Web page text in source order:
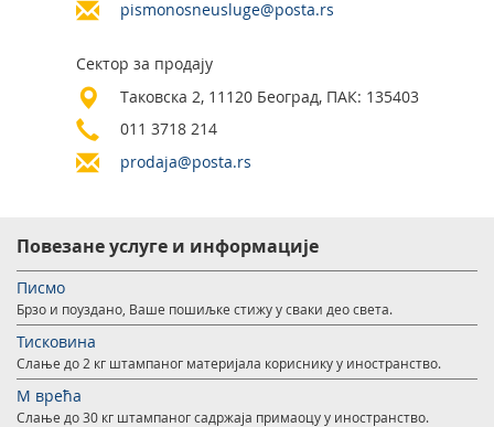
Правилно адресовање
Поштански адресни код (ПАК)
Списак забрањених артикала за увоз
Подршка наградним играма
Судске таксене марке
Географски информациони систем (ГИС)
pismonosneusluge@posta.rs
Сектор за продају
Таковска 2, 11120 Београд, ПАК: 135403
011 3718 214
prodaja@posta.rs
Повезане услуге и информације
Писмо
Брзо и поуздано, Ваше пошиљке стижу у сваки део света.
Тисковина
Слање до 2 кг штампаног материјала кориснику у иностранство.
М врећа
Слање до 30 кг штампаног садржаја примаоцу у иностранство.